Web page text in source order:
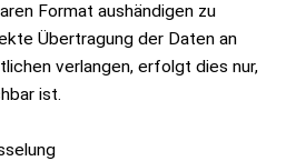
Format aushändigen zu
Übertragung der Daten an
verlangen, erfolgt dies nur,
ist.